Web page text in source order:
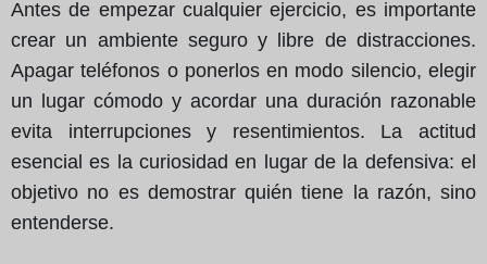
Antes de empezar cualquier ejercicio, es importante
crear un ambiente seguro y libre de distracciones.
Apagar teléfonos o ponerlos en modo silencio, elegir
un lugar cómodo y acordar una duración razonable
evita interrupciones y resentimientos. La actitud
esencial es la curiosidad en lugar de la defensiva: el
objetivo no es demostrar quién tiene la razón, sino
entenderse.